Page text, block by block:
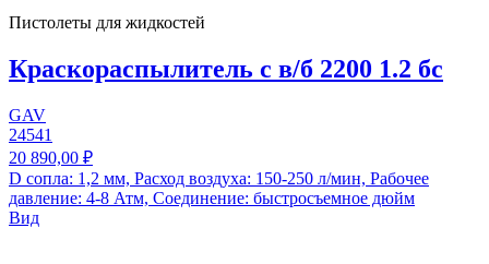
Пистолеты для жидкостей
Краскораспылитель с в/б 2200 1.2 бс
GAV
24541
20 890,00 ₽
D сопла: 1,2 мм, Расход воздуха: 150-250 л/мин, Рабочее
давление: 4-8 Атм, Соединение: быстросъемное дюйм
Вид